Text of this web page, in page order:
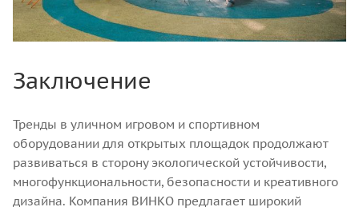
Заключение
Тренды в уличном игровом и спортивном
оборудовании для открытых площадок продолжают
развиваться в сторону экологической устойчивости,
многофункциональности, безопасности и креативного
дизайна. Компания ВИНКО предлагает широкий